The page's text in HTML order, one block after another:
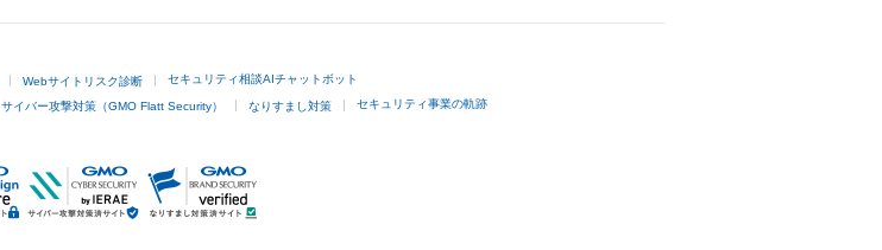
Webサイトリスク診断 セキュリティ相談AIチャットボット
サイバー攻撃対策（GMO Flatt Security） なりすまし対策 セキュリティ事業の軌跡